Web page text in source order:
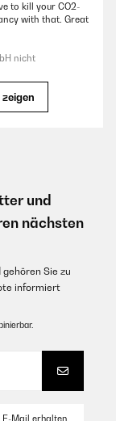
to kill your CO2-
with that. Great
nicht
nichtund
nächsten
Sie zu
informiert
E-Mail erhalten,